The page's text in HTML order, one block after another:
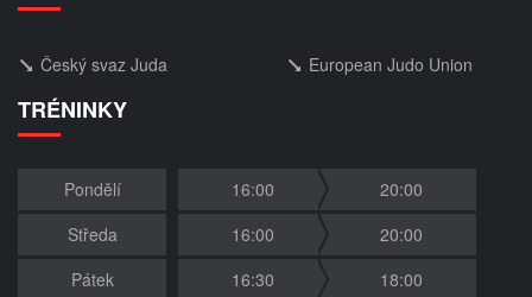
Český svaz Juda European Judo Union
TRÉNINKY
Pondělí 16:00
20:00
Středa
16:00
20:00
Pátek
16:30 18:00